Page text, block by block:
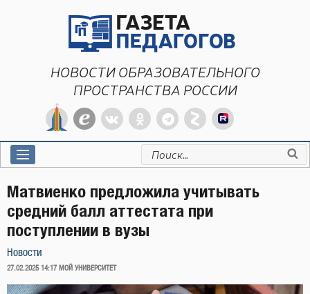
НОВОСТИ ОБРАЗОВАТЕЛЬНОГО
ПРОСТРАНСТВА РОССИИ
Искать:
Матвиенко предложила учитывать
средний балл аттестата при
поступлении в вузы
Новости
ОПУБЛИКОВАНО
27.02.2025 14:17 МОЙ УНИВЕРСИТЕТ